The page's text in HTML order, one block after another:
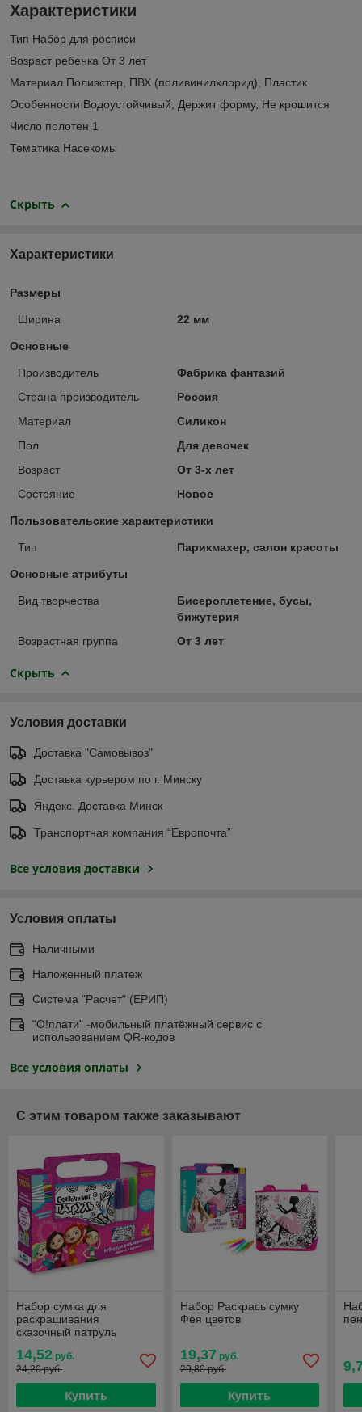
Характеристики
Тип Набор для росписи
Возраст ребенка От 3 лет
Материал Полиэстер, ПВХ (поливинилхлорид), Пластик
Особенности Водоустойчивый, Держит форму, Не крошится
Число полотен 1
Тематика Насекомы
Скрыть
Характеристики
Размеры
Ширина 22 мм
Основные
Производитель
Фабрика фантазий
Страна производитель
Россия
Материал
Силикон
Пол
Для девочек
Возраст
От 3-х лет
Состояние
Новое
Пользовательские характеристики
Тип Парикмахер, салон красоты
Основные атрибуты
Вид творчества
Бисероплетение, бусы,
бижутерия
Возрастная группа
От 3 лет
Скрыть
Условия доставки
Доставка "Самовывоз"
Доставка курьером по г. Минску
Яндекс. Доставка Минск
Транспортная компания “Европочта”
Все условия доставки
Условия оплаты
Наличными
Наложенный платеж
Система "Расчет" (ЕРИП)
"О!плати" -мобильный платёжный сервис с
использованием QR-кодов
Все условия оплаты
С этим товаром также заказывают
Набор сумка для
раскрашивания
сказочный патруль
14,52 руб.
24,20 руб.
Купить
Набор Раскрась сумку
Фея цветов
19,37 руб.
29,80 руб.
Купить